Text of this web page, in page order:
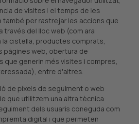
de visites i el temps de les
també per rastrejar les accions que
través del lloc web (com ara
cistella, productes comprats,
pàgines web, obertura de
que generin més visites i compres,
entre d'altres.
de píxels de seguiment o web
que utilitzem una altra tècnica
dels usuaris coneguda com
digital i que permeten